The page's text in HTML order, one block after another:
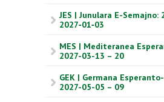
JES | Junulara E-Semajno:
2027‑01‑03
MES | Mediteranea
2027-03-13 – 20
GEK | Germana
2027-05-05 – 09